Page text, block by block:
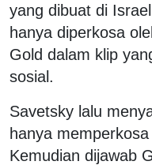
yang dibuat di
hanya diperkosa
Gold dalam klip
sosial.
Savetsky lalu
hanya
Kemudian dijawab